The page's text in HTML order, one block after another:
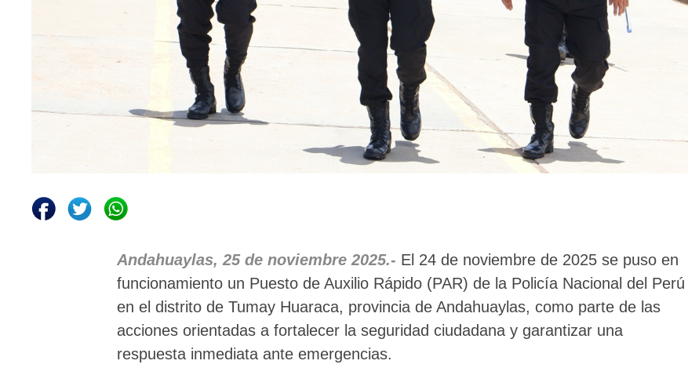
Andahuaylas, 25 de noviembre 2025.- El 24 de noviembre de 2025 se puso en
funcionamiento un Puesto de Auxilio Rápido (PAR) de la Policía Nacional del Perú
en el distrito de Tumay Huaraca, provincia de Andahuaylas, como parte de las
acciones orientadas a fortalecer la seguridad ciudadana y garantizar una
respuesta inmediata ante emergencias.